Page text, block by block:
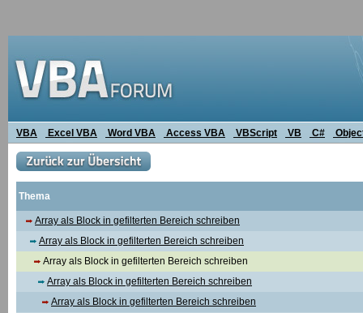
VBA Excel VBA Word VBA Access VBA VBScript VB C#
Thema
Array als Block in gefilterten Bereich schreiben
Array als Block in gefilterten Bereich schreiben
Array als Block in gefilterten Bereich schreiben
Array als Block in gefilterten Bereich schreiben
Array als Block in gefilterten Bereich schreiben